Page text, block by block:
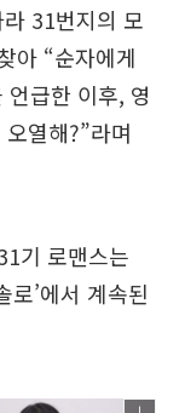
31번지의 모
아 “순자에게
급한 이후, 영
열해?”라며
기 로맨스는
’에서 계속된